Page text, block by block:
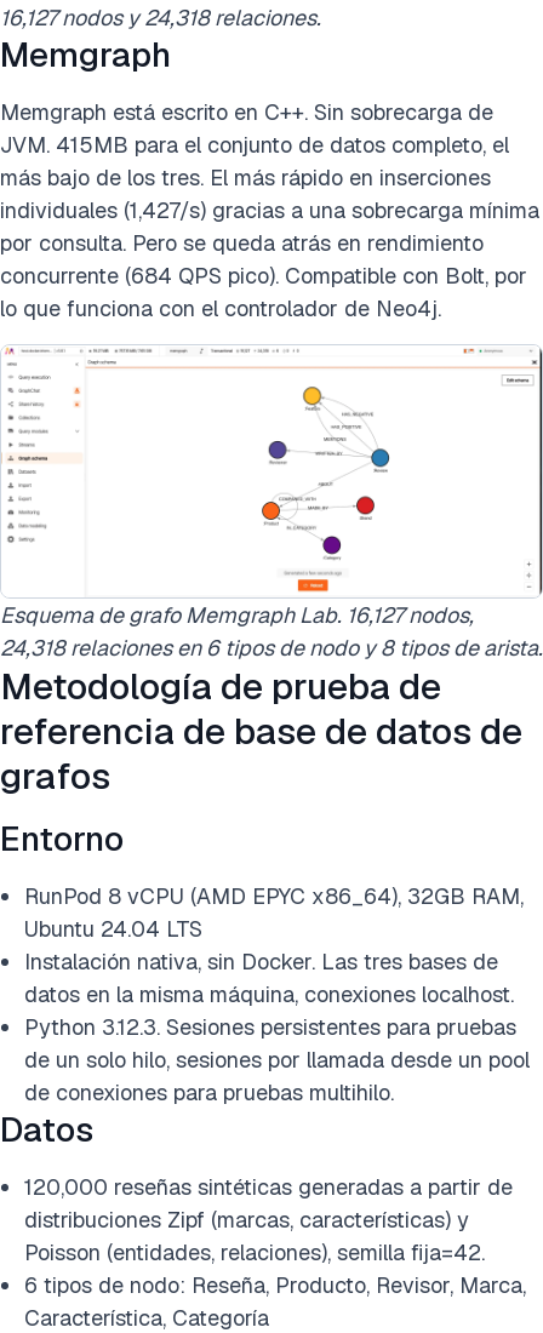
16,127 nodos y 24,318 relaciones.
Memgraph
Memgraph está escrito en C++. Sin sobrecarga de
JVM. 415MB para el conjunto de datos completo, el
más bajo de los tres. El más rápido en inserciones
individuales (1,427/s) gracias a una sobrecarga mínima
por consulta. Pero se queda atrás en rendimiento
concurrente (684 QPS pico). Compatible con Bolt, por
lo que funciona con el controlador de Neo4j.
Esquema de grafo Memgraph Lab. 16,127 nodos,
24,318 relaciones en 6 tipos de nodo y 8 tipos de arista.
Metodología de prueba de
referencia de base de datos de
grafos
Entorno
RunPod 8 vCPU (AMD EPYC x86_64), 32GB RAM,
Ubuntu 24.04 LTS
Instalación nativa, sin Docker. Las tres bases de
datos en la misma máquina, conexiones localhost.
Python 3.12.3. Sesiones persistentes para pruebas
de un solo hilo, sesiones por llamada desde un pool
de conexiones para pruebas multihilo.
Datos
120,000 reseñas sintéticas generadas a partir de
distribuciones Zipf (marcas, características) y
Poisson (entidades, relaciones), semilla fija=42.
6 tipos de nodo: Reseña, Producto, Revisor, Marca,
Característica, Categoría